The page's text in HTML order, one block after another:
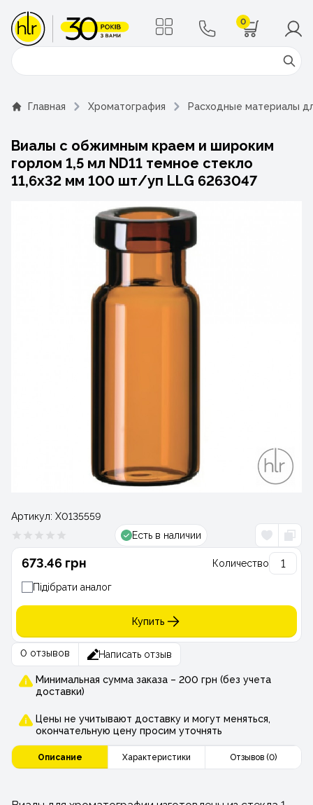
0
Поиск
Главная Хроматография Расходные материалы
Виалы с обжимным краем и широким
горлом 1,5 мл ND11 темное стекло
11,6х32 мм 100 шт/уп LLG 6263047
Артикул: Х0135559
Есть в наличии
673.46 грн Количество
Підібрати аналог
Купить
0 отзывов Написать отзыв
Минимальная сумма заказа – 200 грн (без учета
доставки)
Цены не учитывают доставку и могут меняться,
окончательную цену просим уточнять
Описание Характеристики Отзывов (0)